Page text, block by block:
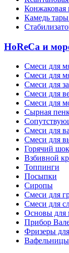
Конжаковая
Камедь
HoReCa и
Смеси для
Смеси для
Смеси для
Смеси для
Смеси для
Сырная
Смеси для
Смеси для
Горячий
Взбивной
Топпинги
Посыпки
Сиропы
Смеси для
Смеси для
Основы для
Прибор
Фризеры
Вафельницы